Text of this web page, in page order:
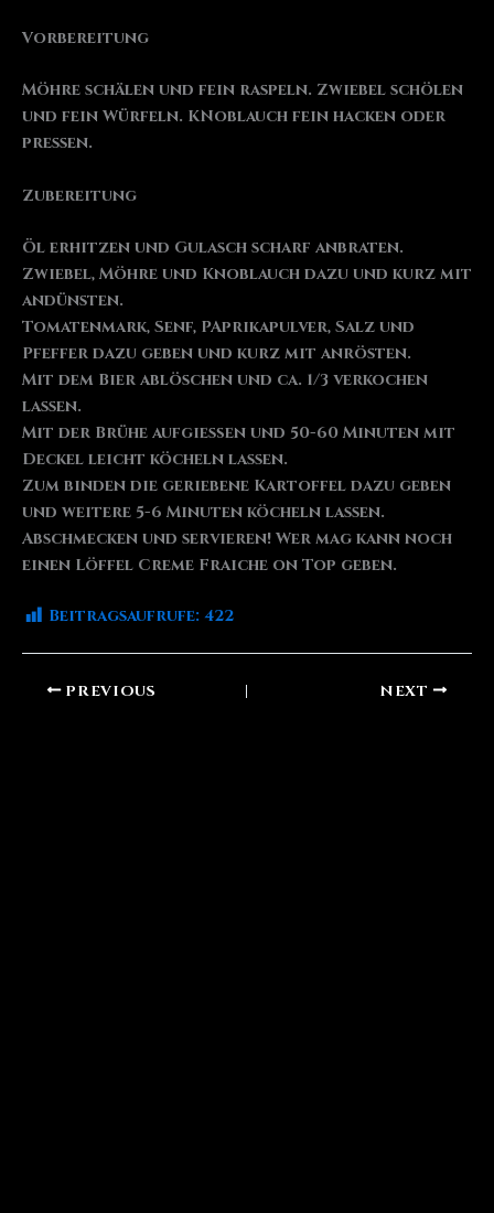
Vorbereitung
Möhre schälen und fein raspeln. Zwiebel schölen
und fein Würfeln. KNoblauch fein hacken oder
pressen.
Zubereitung
Öl erhitzen und Gulasch scharf anbraten.
Zwiebel, Möhre und Knoblauch dazu und kurz mit
andünsten.
Tomatenmark, Senf, PAprikapulver, Salz und
Pfeffer dazu geben und kurz mit anrösten.
Mit dem Bier ablöschen und ca. 1/3 verkochen
lassen.
Mit der Brühe aufgießen und 50-60 Minuten mit
Deckel leicht köcheln lassen.
Zum binden die geriebene Kartoffel dazu geben
und weitere 5-6 Minuten köcheln lassen.
Abschmecken und servieren! Wer mag kann noch
einen Löffel Creme Fraiche on Top geben.
Beitragsaufrufe: 422
PREVIOUS NEXT